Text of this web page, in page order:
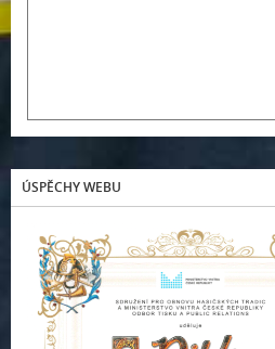
ÚSPĚCHY WEBU